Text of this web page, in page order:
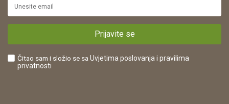
https://www.drvona.hr/
POREZNI BROJ:
Plaćanje karticama
Što dobivam registracijom?
Prijavite se
Čitao sam i složio se sa Uvjetima poslovanja i pravilima
privatnosti